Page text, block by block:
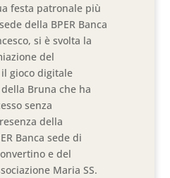
festa patronale più
della BPER Banca
si è svolta la
del
gioco digitale
Bruna che ha
senza
della
Banca sede di
e del
Maria SS.